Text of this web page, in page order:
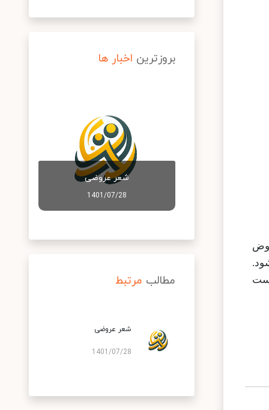
بروزترین اخبار ها
شعر عروضی
1401/07/28
مطالب مرتبط
شعر عروضی
1401/07/28